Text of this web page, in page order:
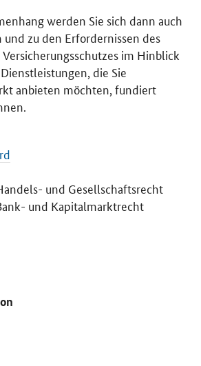
werden Sie sich dann auch
zu den Erfordernissen des
im Hinblick
die Sie
anbieten möchten, fundiert
und Gesellschaftsrecht
und Kapitalmarktrecht